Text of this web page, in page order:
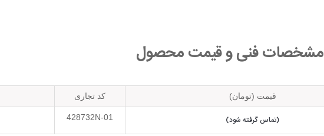
مشخصات فنی و قیمت محصول
قیمت (تومان) کد تجاری
(تماس گرفته شود) 428732N-01